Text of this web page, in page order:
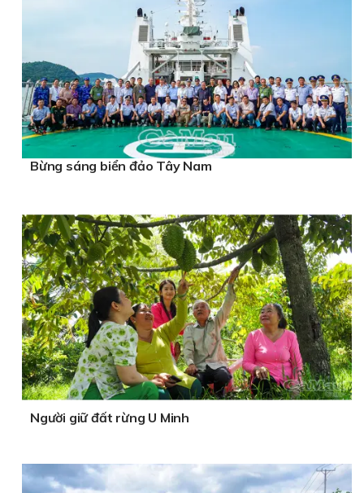
Bừng sáng biển đảo Tây Nam
Người giữ đất rừng U Minh